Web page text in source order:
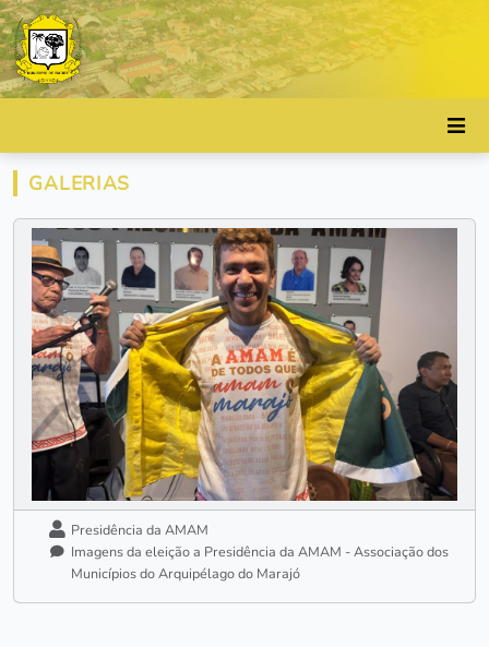
GALERIAS
Presidência da AMAM
Imagens da eleição a Presidência da AMAM - Associação dos
Municípios do Arquipélago do Marajó